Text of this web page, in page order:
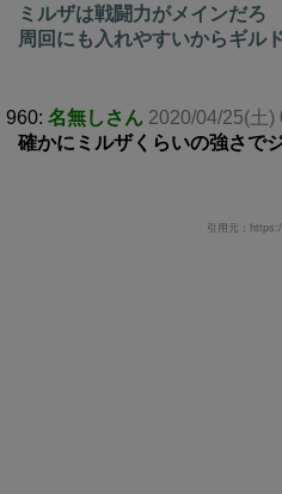
ミルザは戦闘力がメインだろ
周回にも入れやすいからギル
960: 名無しさん 2020/04/25(土)
確かにミルザくらいの強さで
引用元：